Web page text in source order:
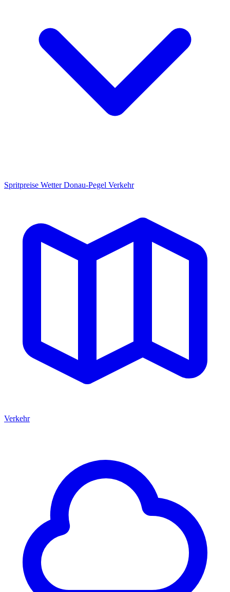
Spritpreise WetterDonau-Pegel Verkehr
Verkehr